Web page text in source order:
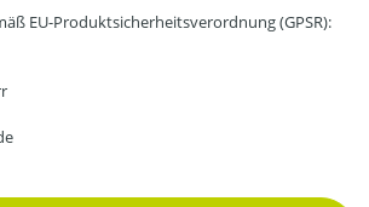
EU-Produktsicherheitsverordnung (GPSR):